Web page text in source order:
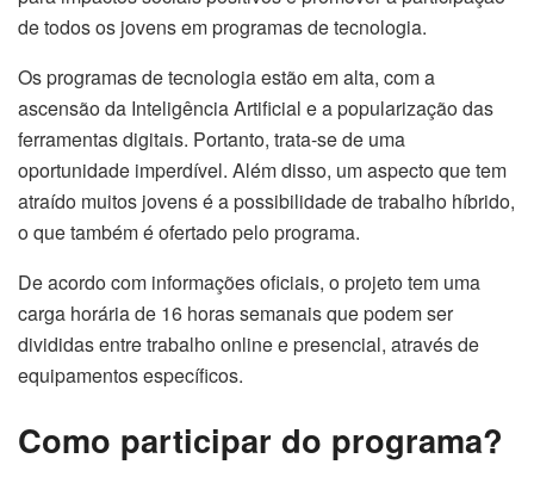
de todos os jovens em programas de tecnologia.
Os programas de tecnologia estão em alta, com a
ascensão da Inteligência Artificial e a popularização das
ferramentas digitais. Portanto, trata-se de uma
oportunidade imperdível. Além disso, um aspecto que tem
atraído muitos jovens é a possibilidade de trabalho híbrido,
o que também é ofertado pelo programa.
De acordo com informações oficiais, o projeto tem uma
carga horária de 16 horas semanais que podem ser
divididas entre trabalho online e presencial, através de
equipamentos específicos.
Como participar do programa?